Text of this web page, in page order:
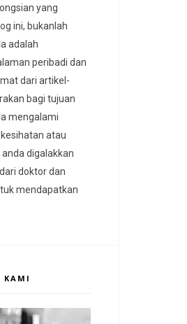
yang
ini, bukanlah
adalah
peribadi dan
dari artikel-
bagi tujuan
mengalami
atau
digalakkan
doktor dan
mendapatkan
KAMI